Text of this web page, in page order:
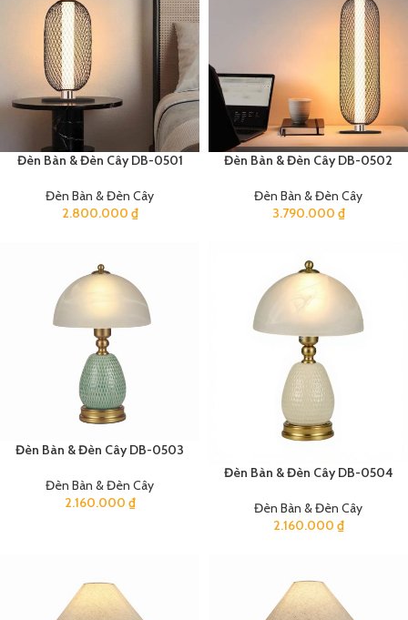
Đèn Bàn & Đèn Cây DB-0501
Đèn Bàn & Đèn Cây
2.800.000 ₫
Đèn Bàn & Đèn Cây DB-0502
Đèn Bàn & Đèn Cây
3.790.000 ₫
Đèn Bàn & Đèn Cây DB-0503
Đèn Bàn & Đèn Cây
2.160.000 ₫
Đèn Bàn & Đèn Cây DB-0504
Đèn Bàn & Đèn Cây
2.160.000 ₫